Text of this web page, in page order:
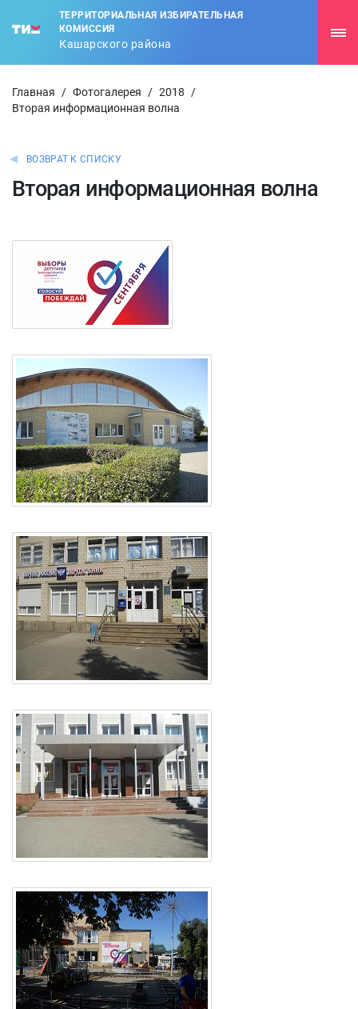
ТЕРРИТОРИАЛЬНАЯ ИЗБИРАТЕЛЬНАЯ
КОМИССИЯ
Кашарского района
Главная / Фотогалерея / 2018
/
Вторая информационная волна
ВОЗВРАТ К СПИСКУ
Вторая информационная волна